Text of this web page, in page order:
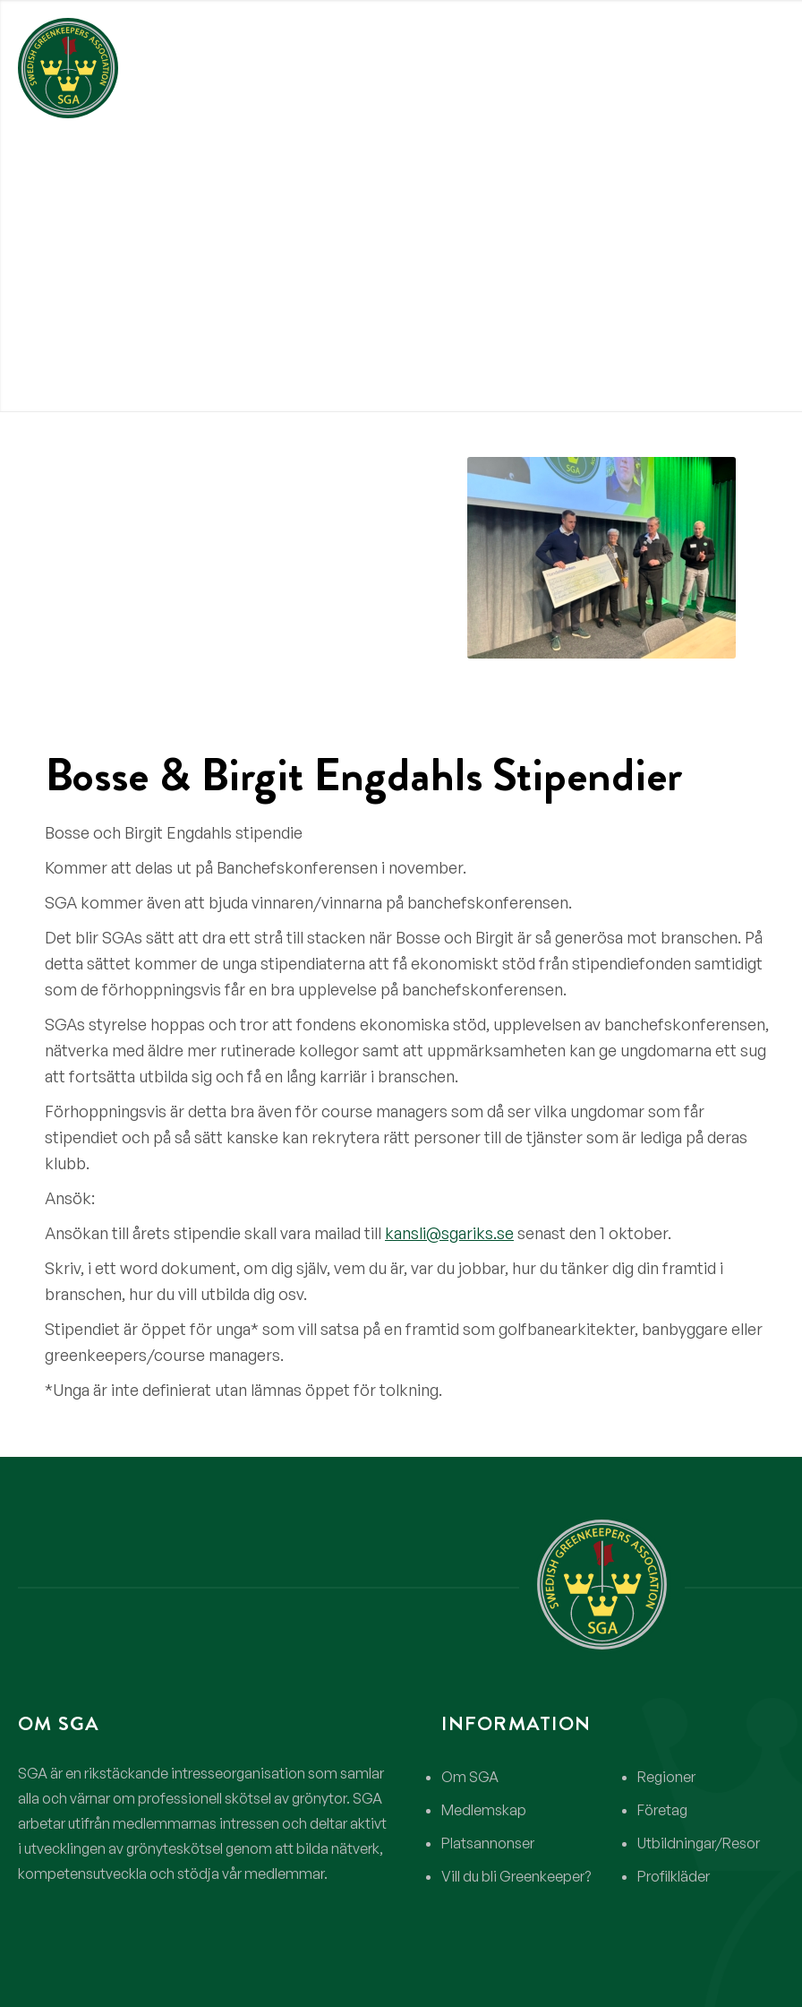
Bosse & Birgit Engdahls Stipendier
Bosse och Birgit Engdahls stipendie
Kommer att delas ut på Banchefskonferensen i november.
SGA kommer även att bjuda vinnaren/vinnarna på banchefskonferensen.
Det blir SGAs sätt att dra ett strå till stacken när Bosse och Birgit är så generösa mot branschen. På
detta sättet kommer de unga stipendiaterna att få ekonomiskt stöd från stipendiefonden samtidigt
som de förhoppningsvis får en bra upplevelse på banchefskonferensen.
SGAs styrelse hoppas och tror att fondens ekonomiska stöd, upplevelsen av banchefskonferensen,
nätverka med äldre mer rutinerade kollegor samt att uppmärksamheten kan ge ungdomarna ett sug
att fortsätta utbilda sig och få en lång karriär i branschen.
Förhoppningsvis är detta bra även för course managers som då ser vilka ungdomar som får
stipendiet och på så sätt kanske kan rekrytera rätt personer till de tjänster som är lediga på deras
klubb.
Ansök:
Ansökan till årets stipendie skall vara mailad till kansli@sgariks.sesenast den 1 oktober.
Skriv, i ett word dokument, om dig själv, vem du är, var du jobbar, hur du tänker dig din framtid i
branschen, hur du vill utbilda dig osv.
Stipendiet är öppet för unga* som vill satsa på en framtid som golfbanearkitekter, banbyggare eller
greenkeepers/course managers.
*Unga är inte definierat utan lämnas öppet för tolkning.
OM SGA
SGA är en rikstäckande intresseorganisation som samlar
alla och värnar om professionell skötsel av grönytor. SGA
arbetar utifrån medlemmarnas intressen och deltar aktivt
i utvecklingen av grönyteskötsel genom att bilda nätverk,
kompetensutveckla och stödja vår medlemmar.
INFORMATION
Om SGA
Regioner
Medlemskap
Företag
Platsannonser
Utbildningar/Resor
Vill du bli Greenkeeper?
Profilkläder